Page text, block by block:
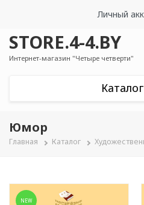
содержанию
Личный
STORE.4-4.BY
Интернет-магазин "Четыре четверти"
Юмор
Строка
Главная Каталог
NEW